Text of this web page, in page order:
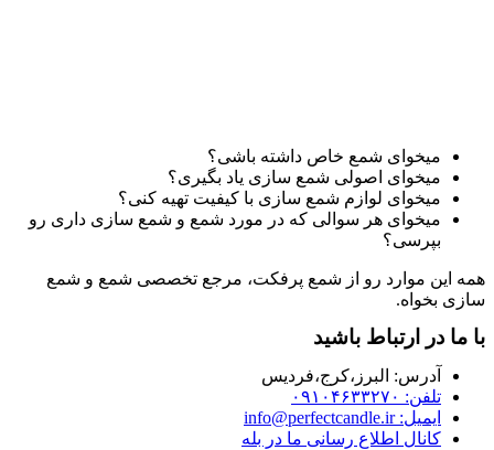
میخوای شمع خاص داشته باشی؟
میخوای اصولی شمع سازی یاد بگیری؟
میخوای لوازم شمع سازی با کیفیت تهیه کنی؟
میخوای هر سوالی که در مورد شمع و شمع سازی داری رو
بپرسی؟
همه این موارد رو از شمع پرفکت، مرجع تخصصی شمع و شمع
سازی بخواه.
با ما در ارتباط باشید
آدرس:‌ البرز،کرج،فردیس
تلفن: ۰۹۱۰۴۶۳۳۲۷۰
ایمیل: info@perfectcandle.ir
کانال اطلاع رسانی ما در بله